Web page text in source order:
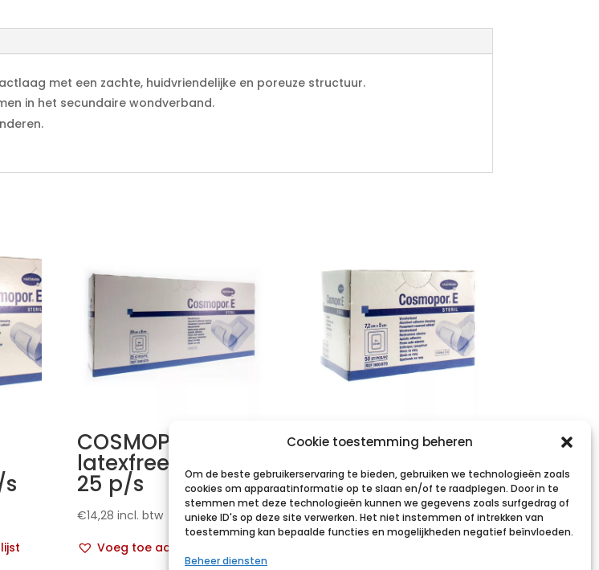
Cookie toestemming beheren
Om de beste gebruikerservaring te bieden, gebruiken we technologieën zoals
cookies om apparaatinformatie op te slaan en/of te raadplegen. Door in te
stemmen met deze technologieën kunnen we gegevens zoals surfgedrag of
unieke ID's op deze site verwerken. Het niet instemmen of intrekken van
toestemming kan bepaalde functies en mogelijkheden negatief beïnvloeden.
Beheer diensten
e
met een zachte, huidvriendelijke en poreuze structuur.
in het secundaire wondverband.
COSMOPOR E
latexfree 20x8cm
25 p/s
€14,28 incl. btw
Voeg toe aan verlanglijst
COSMOPOR E
latexfree 7,2x5cm
50 p/s
€10,13 incl. btw